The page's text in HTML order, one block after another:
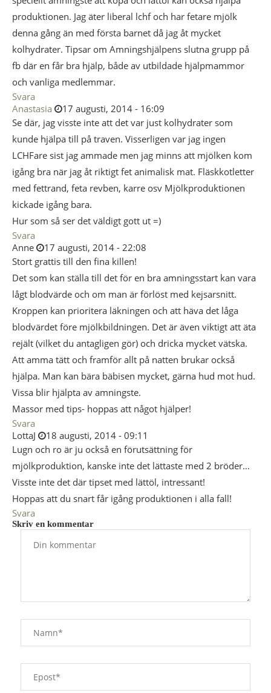
produktionen. Jag äter liberal lchf och har fetare mjölk
denna gång än med första barnet då jag åt mycket
kolhydrater. Tipsar om Amningshjälpens slutna grupp på
fb där en får bra hjälp, både av utbildade hjälpmammor
och vanliga medlemmar.
Svara
Anastasia
17 augusti, 2014 - 16:09
Se där, jag visste inte att det var just kolhydrater som
kunde hjälpa till på traven. Visserligen var jag ingen
LCHFare sist jag ammade men jag minns att mjölken kom
igång bra när jag åt riktigt fet animalisk mat. Fläskkotletter
med fettrand, feta revben, karre osv Mjölkproduktionen
kickade igång bara.
Hur som så ser det väldigt gott ut =)
Svara
Anne
17 augusti, 2014 - 22:08
Stort grattis till den fina killen!
Det som kan ställa till det för en bra amningsstart kan vara
lågt blodvärde och om man är förlöst med kejsarsnitt.
Kroppen kan prioritera läkningen och att häva det låga
blodvärdet före mjölkbildningen. Det är även viktigt att äta
rejält (vilket du antagligen gör) och dricka mycket vätska.
Att amma tätt och framför allt på natten brukar också
hjälpa. Man kan bära bäbisen mycket, gärna hud mot hud.
Vissa blir hjälpta av amningste.
Massor med tips- hoppas att något hjälper!
Svara
LottaJ
18 augusti, 2014 - 09:11
Lugn och ro är ju också en förutsättning för
mjölkproduktion, kanske inte det lättaste med 2 bröder…
Visste inte det där tipset med lättöl, intressant!
Hoppas att du snart får igång produktionen i alla fall!
Svara
Skriv en kommentar